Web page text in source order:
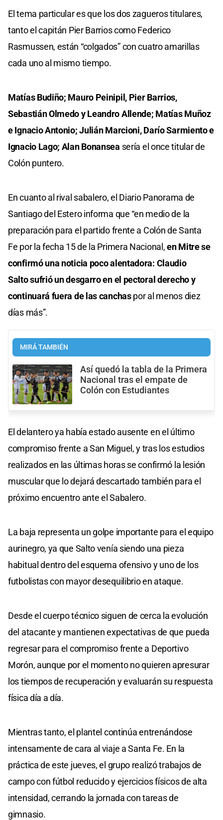
El tema particular es que los dos zagueros titulares,
tanto el capitán Pier Barrios como Federico
Rasmussen, están “colgados” con cuatro amarillas
cada uno al mismo tiempo.
Matías Budiño; Mauro Peinipil, Pier Barrios,
Sebastián Olmedo y Leandro Allende; Matías Muñoz
e Ignacio Antonio; Julián Marcioni, Darío Sarmiento e
Ignacio Lago; Alan Bonansea sería el once titular de
Colón puntero.
En cuanto al rival sabalero, el Diario Panorama de
Santiago del Estero informa que “en medio de la
preparación para el partido frente a Colón de Santa
Fe por la fecha 15 de la Primera Nacional,en Mitre se
confirmó una noticia poco alentadora: Claudio
Salto sufrió un desgarro en el pectoral derecho y
continuará fuera de las canchaspor al menos diez
días más”.
MIRÁ TAMBIÉN
Así quedó la tabla de la Primera
Nacional tras el empate de
Colón con Estudiantes
El delantero ya había estado ausente en el último
compromiso frente a San Miguel, y tras los estudios
realizados en las últimas horas se confirmó la lesión
muscular que lo dejará descartado también para el
próximo encuentro ante el Sabalero.
La baja representa un golpe importante para el equipo
aurinegro, ya que Salto venía siendo una pieza
habitual dentro del esquema ofensivo y uno de los
futbolistas con mayor desequilibrio en ataque.
Desde el cuerpo técnico siguen de cerca la evolución
del atacante y mantienen expectativas de que pueda
regresar para el compromiso frente a Deportivo
Morón, aunque por el momento no quieren apresurar
los tiempos de recuperación y evaluarán su respuesta
física día a día.
Mientras tanto, el plantel continúa entrenándose
intensamente de cara al viaje a Santa Fe. En la
práctica de este jueves, el grupo realizó trabajos de
campo con fútbol reducido y ejercicios físicos de alta
intensidad, cerrando la jornada con tareas de
gimnasio.